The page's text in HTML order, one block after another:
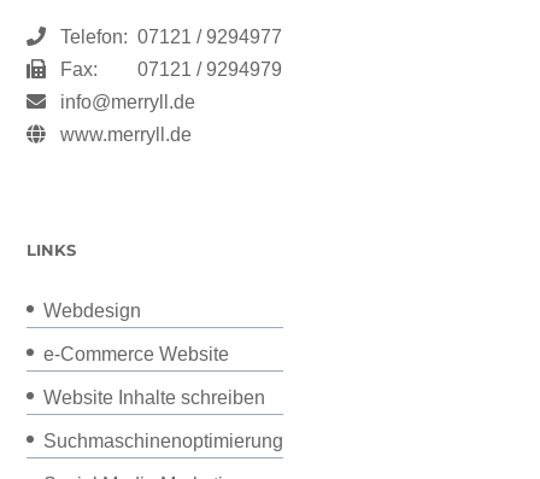
Telefon: 07121 / 9294977
Fax:
07121 / 9294979
info@merryll.de
www.merryll.de
LINKS
Webdesign
e-Commerce Website
Website Inhalte schreiben
Suchmaschinenoptimierung